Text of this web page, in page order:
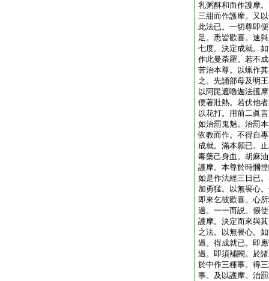
乳粥酥和而作護摩
三甜而作護摩。又
此法已。一切尊即
足。悉皆歡喜。速
七度。決定成就。
作此曼荼羅。若不
苦治本尊。以蝋作
之。先誦部母及明
以阿毘遮嚕迦法護
便著壯熱。若伏他
以花打。用前二眞
如治罰鬼魅。治罰
依教而作。不得自
成就。滿本願已。
毒藥己身血。胡麻
護摩。本尊於時慖
如是作法經三日已
加勇猛。以無畏心
即來乞彼歡喜。心
過。一一而説。假
護摩。決定而來與
之法。以無畏心。
過。得成就已。即
過。即須補闕。於
於中作三種事。得
事。及以護摩。治